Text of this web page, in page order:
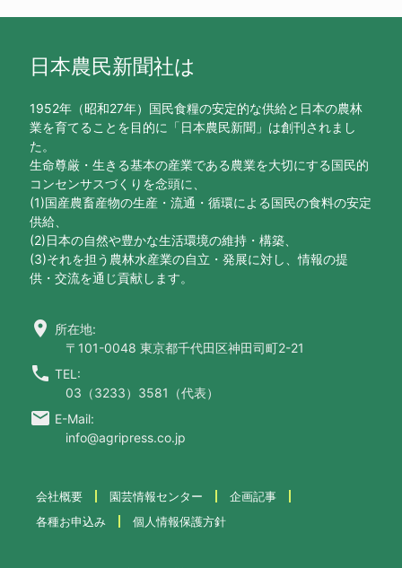
日本農民新聞社は
1952年（昭和27年）国民食糧の安定的な供給と日本の農林
業を育てることを目的に「日本農民新聞」は創刊されまし
た。
生命尊厳・生きる基本の産業である農業を大切にする国民的
コンセンサスづくりを念頭に、
(1)国産農畜産物の生産・流通・循環による国民の食料の安定
供給、
(2)日本の自然や豊かな生活環境の維持・構築、
(3)それを担う農林水産業の自立・発展に対し、情報の提
供・交流を通じ貢献します。
location_on 所在地:
〒101-0048 東京都千代田区神田司町2-21
call TEL:
03（3233）3581（代表）
email E-Mail:
info@agripress.co.jp
会社概要 園芸情報センター
企画記事
各種お申込み
個人情報保護方針